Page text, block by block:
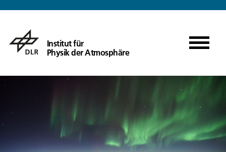
Institut für
Physik der Atmosphäre